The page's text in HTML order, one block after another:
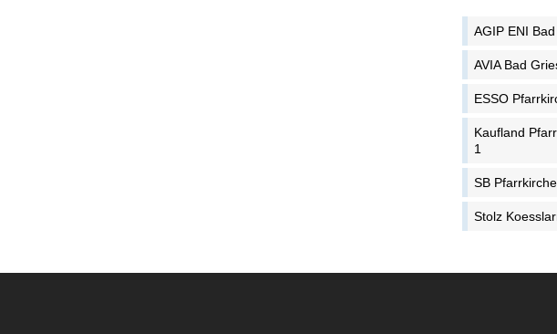
AGIP ENI
AVIA Bad
ESSO
Kaufland
1
SB
Stolz